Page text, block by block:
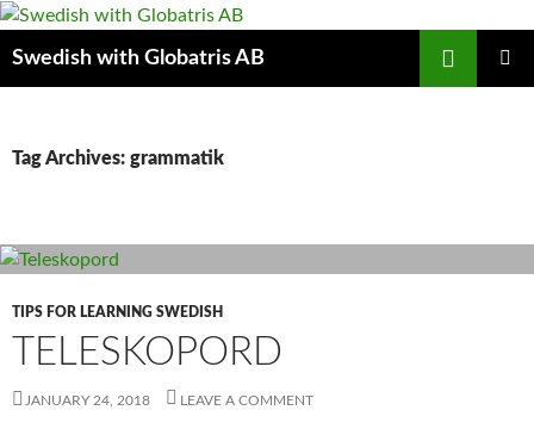
Skip
content
Swedish with Globatris AB
Tag Archives: grammatik
TIPS FOR LEARNING SWEDISH
TELESKOPORD
JANUARY 24, 2018 LEAVE A COMMENT